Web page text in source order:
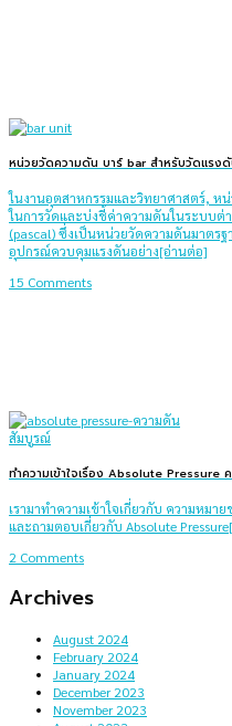
หน่วยวัดความดัน บาร์ bar สำหรับวัดแรง
ในงานอุตสาหกรรมและวิทยาศาสตร์, ห
ในการวัดและบ่งชี้ค่าความดันในระบบต่
(pascal) ซึ่งเป็นหน่วยวัดความดันมาตร
อุปกรณ์ควบคุมแรงดันอย่าง[อ่านต่อ]
15 Comments
ทำความเข้าใจเรื่อง Absolute Pressure
เรามาทำความเข้าใจเกี่ยวกับ ความหม
และถามตอบเกี่ยวกับ Absolute
2 Comments
Archives
August 2024
February 2024
January 2024
December 2023
November 2023